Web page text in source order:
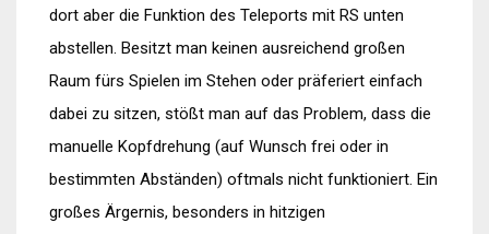
dort aber die Funktion des Teleports mit RS unten
abstellen. Besitzt man keinen ausreichend großen
Raum fürs Spielen im Stehen oder präferiert einfach
dabei zu sitzen, stößt man auf das Problem, dass die
manuelle Kopfdrehung (auf Wunsch frei oder in
bestimmten Abständen) oftmals nicht funktioniert. Ein
großes Ärgernis, besonders in hitzigen